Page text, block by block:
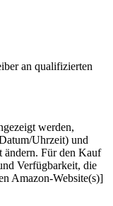
an qualifizierten
werden,
Uhrzeit) und
ändern. Für den Kauf
Verfügbarkeit, die
Amazon-Website(s)]